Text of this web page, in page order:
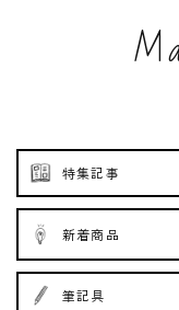
特集記事
新着商品
筆記具